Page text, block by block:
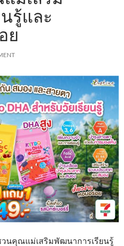
รู้และ
ย
วนคุณแม่เสริมพัฒนาการเรียนรู้